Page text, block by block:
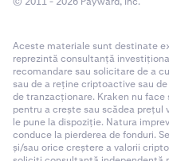
Aceste materiale sunt destinate
reprezintă consultanță
recomandare sau solicitare de a
sau de a reține criptoactive sau
de tranzacționare. Kraken nu
pentru a crește sau scădea
le pune la dispoziție. Natura
conduce la pierderea de fonduri.
și/sau orice creștere a valorii